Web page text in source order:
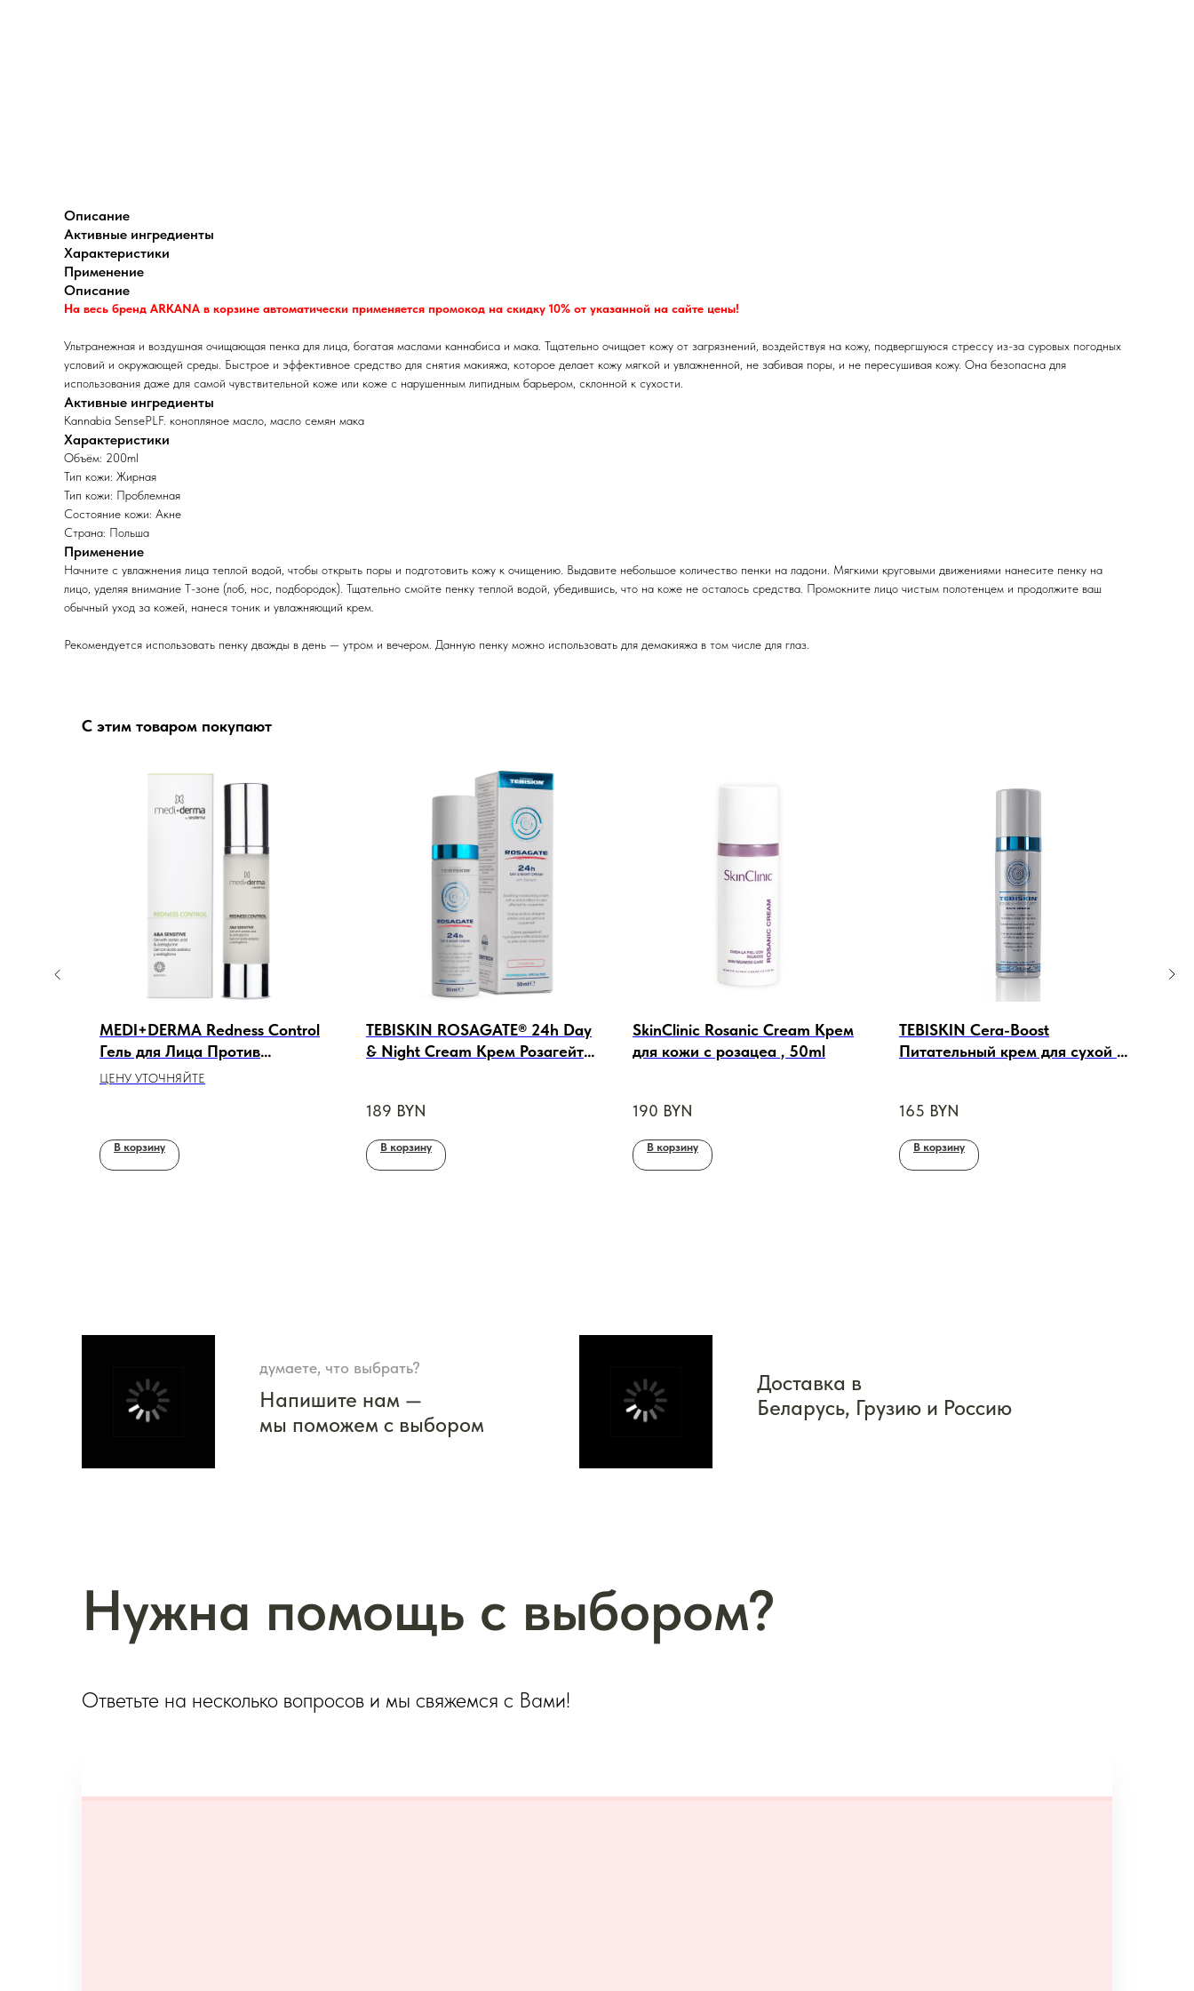
Описание
Активные ингредиенты
Характеристики
Применение
Описание
На весь бренд ARKANA в корзине автоматически применяется промокод на скидку 10% от указанной на сайте цены!
Ультранежная и воздушная очищающая пенка для лица, богатая маслами каннабиса и мака. Тщательно очищает кожу от загрязнений, воздействуя на кожу, подвергшуюся стрессу из-за суровых погодных
условий и окружающей среды. Быстрое и эффективное средство для снятия макияжа, которое делает кожу мягкой и увлажненной, не забивая поры, и не пересушивая кожу. Она безопасна для
использования даже для самой чувствительной коже или коже с нарушенным липидным барьером, склонной к сухости.
Активные ингредиенты
Kannabia SensePLF. конопляное масло, масло семян мака
Характеристики
Объём: 200ml
Тип кожи: Жирная
Тип кожи: Проблемная
Состояние кожи: Акне
Страна: Польша
Применение
Начните с увлажнения лица теплой водой, чтобы открыть поры и подготовить кожу к очищению. Выдавите небольшое количество пенки на ладони. Мягкими круговыми движениями нанесите пенку на
лицо, уделяя внимание Т-зоне (лоб, нос, подбородок). Тщательно смойте пенку теплой водой, убедившись, что на коже не осталось средства. Промокните лицо чистым полотенцем и продолжите ваш
обычный уход за кожей, нанеся тоник и увлажняющий крем.
Рекомендуется использовать пенку дважды в день — утром и вечером. Данную пенку можно использовать для демакияжа в том числе для глаз.
С этим товаром покупают
MEDI+DERMA Redness Control
Гель для Лица Против
Покраснений, 50ml
ЦЕНУ УТОЧНЯЙТЕ
В корзину
TEBISKIN ROSAGATE® 24h Day
& Night Cream Крем Розагейт
189 BYN
В корзину
SkinClinic Rosanic Cream Крем
для кожи с розацеа , 50ml
190 BYN
В корзину
TEBISKIN Cera-Boost
Питательный крем для сухой и
165 BYN
В корзину
думаете, что выбрать?
Напишите нам —
мы поможем с выбором
Доставка в
Беларусь, Грузию и Россию
Нужна помощь с выбором?
Ответьте на несколько вопросов и мы свяжемся с Вами!